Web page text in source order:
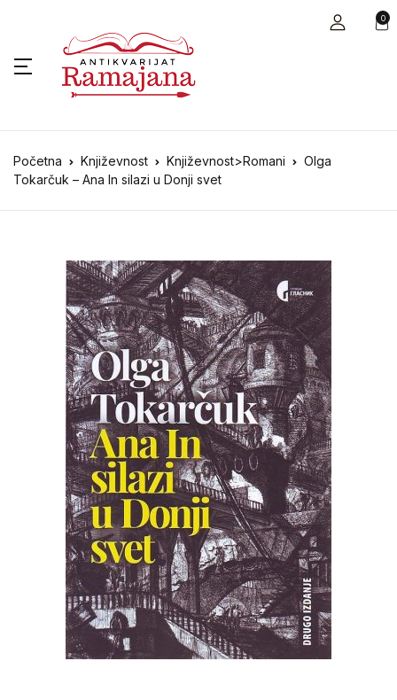
0
Početna Književnost Književnost>Romani
Olga
Tokarčuk – Ana In silazi u Donji svet